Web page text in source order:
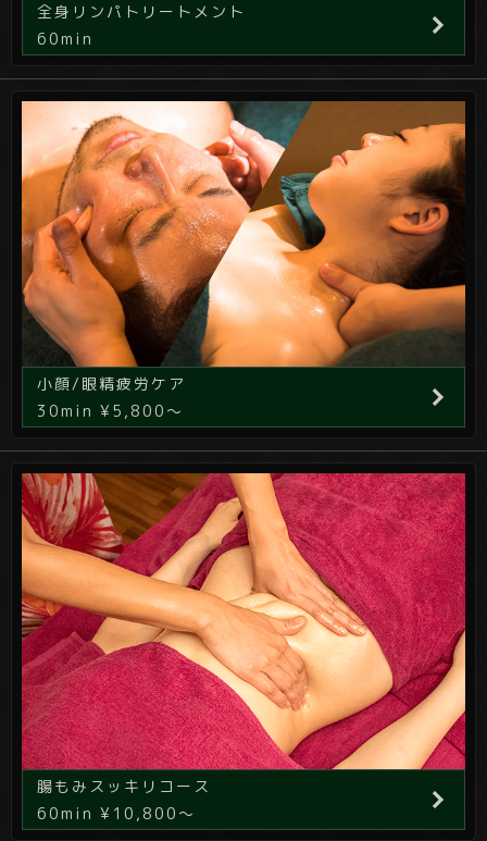
全身リンパトリートメント
60min
小顔/眼精疲労ケア
30min ¥5,800～
腸もみスッキリコース
60min ¥10,800～